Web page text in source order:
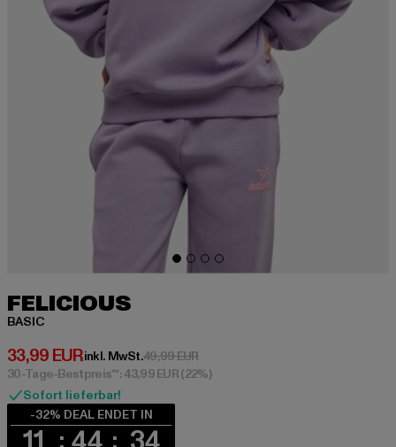
FELICIOUS
BASIC
33,99 EUR
Derzeitiger Preis: 33,99 EUR
inkl. MwSt.49,99 EURAktionspreis: 49,99 EUR
30-Tage-Bestpreis**: 43,99 EUR(22%)
Sofort lieferbar!
-32% DEAL ENDET IN